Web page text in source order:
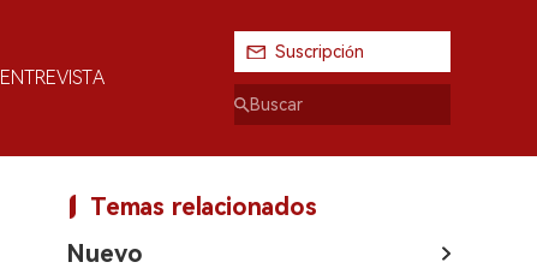
ENTREVISTA
Suscripción
Temas relacionados
Nuevo